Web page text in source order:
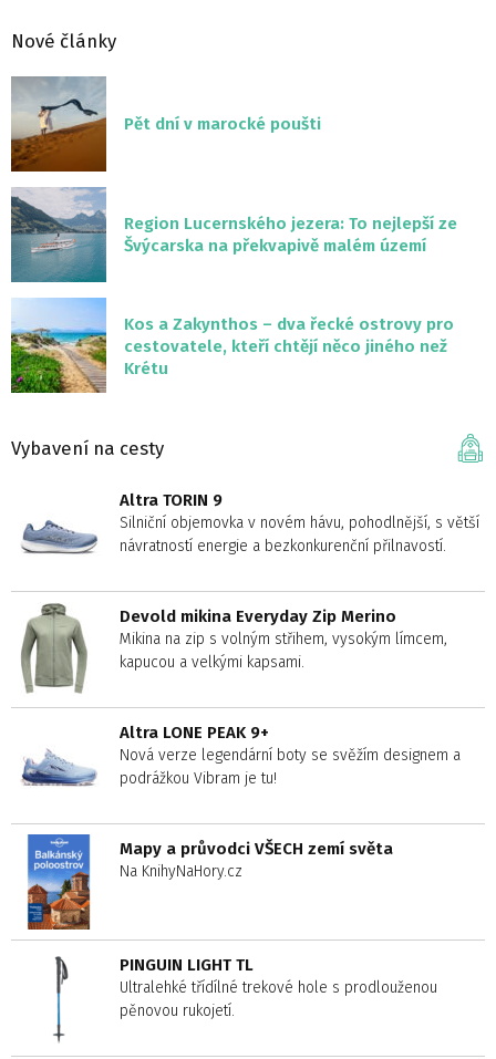
Nové články
Pět dní v marocké poušti
Region Lucernského jezera: To nejlepší ze
Švýcarska na překvapivě malém území
Kos a Zakynthos – dva řecké ostrovy pro
cestovatele, kteří chtějí něco jiného než
Krétu
Vybavení na cesty
Altra TORIN 9
Silniční objemovka v novém hávu, pohodlnější, s větší
návratností energie a bezkonkurenční přilnavostí.
Devold mikina Everyday Zip Merino
Mikina na zip s volným střihem, vysokým límcem,
kapucou a velkými kapsami.
Altra LONE PEAK 9+
Nová verze legendární boty se svěžím designem a
podrážkou Vibram je tu!
Mapy a průvodci VŠECH zemí světa
Na KnihyNaHory.cz
PINGUIN LIGHT TL
Ultralehké třídílné trekové hole s prodlouženou
pěnovou rukojetí.